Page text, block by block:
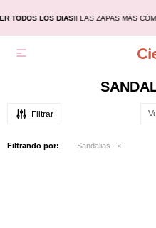
TODOS LOS DIAS|| LAS ZAPAS MÁS

Filtrando por: Sandalias